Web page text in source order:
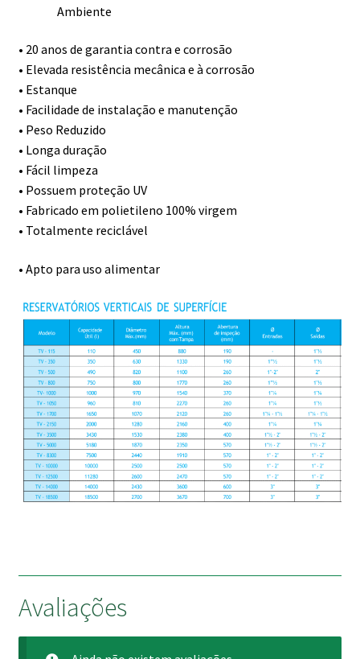
Ambiente
• 20 anos de garantia contra e corrosão
• Elevada resistência mecânica e à corrosão
• Estanque
• Facilidade de instalação e manutenção
• Peso Reduzido
• Longa duração
• Fácil limpeza
• Possuem proteção UV
• Fabricado em polietileno 100% virgem
• Totalmente reciclável
• Apto para uso alimentar
Avaliações